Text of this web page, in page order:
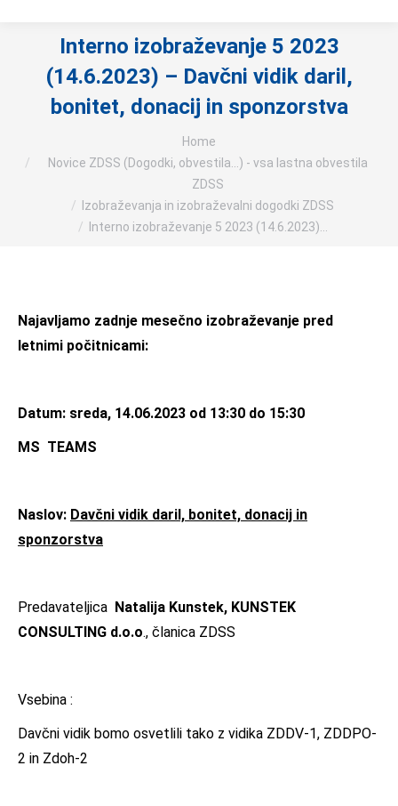
Interno izobraževanje 5 2023
(14.6.2023) – Davčni vidik daril,
bonitet, donacij in sponzorstva
Home
Novice ZDSS (Dogodki, obvestila...) - vsa lastna obvestila
ZDSS
Izobraževanja in izobraževalni dogodki ZDSS
Interno izobraževanje 5 2023 (14.6.2023)…
Najavljamo zadnje mesečno izobraževanje pred
letnimi počitnicami:
Datum: sreda, 14.06.2023 od 13:30 do 15:30
MS TEAMS
Naslov: Davčni vidik daril, bonitet, donacij in
sponzorstva
Predavateljica Natalija Kunstek, KUNSTEK
CONSULTING d.o.o., članica ZDSS
Vsebina :
Davčni vidik bomo osvetlili tako z vidika ZDDV-1, ZDDPO-
2 in Zdoh-2